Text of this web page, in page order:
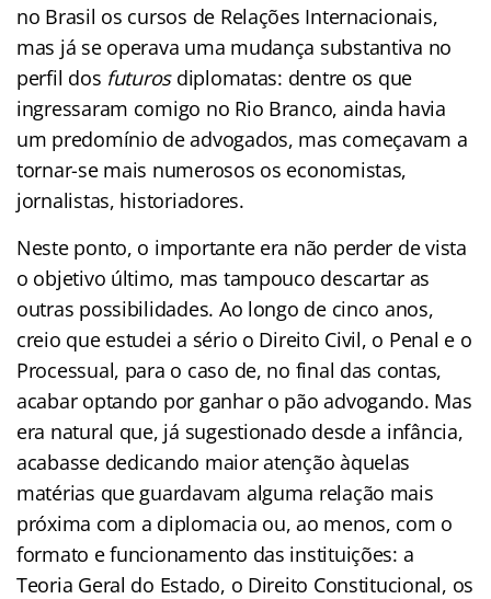
no Brasil os cursos de Relações Internacionais,
mas já se operava uma mudança substantiva no
perfil dos futurosdiplomatas: dentre os que
ingressaram comigo no Rio Branco, ainda havia
um predomínio de advogados, mas começavam a
tornar-se mais numerosos os economistas,
jornalistas, historiadores.
Neste ponto, o importante era não perder de vista
o objetivo último, mas tampouco descartar as
outras possibilidades. Ao longo de cinco anos,
creio que estudei a sério o Direito Civil, o Penal e o
Processual, para o caso de, no final das contas,
acabar optando por ganhar o pão advogando. Mas
era natural que, já sugestionado desde a infância,
acabasse dedicando maior atenção àquelas
matérias que guardavam alguma relação mais
próxima com a diplomacia ou, ao menos, com o
formato e funcionamento das instituições: a
Teoria Geral do Estado, o Direito Constitucional, os